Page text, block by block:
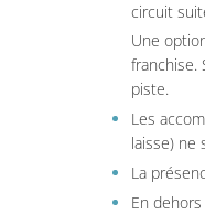
circuit
Une
franchise.
piste.
Les
laisse) ne
La
En